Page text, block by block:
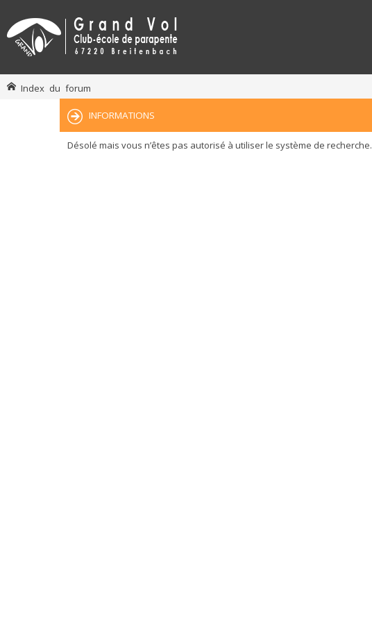
Index du forum
INFORMATIONS
Désolé mais vous n’êtes pas autorisé à utiliser le système de recherche.